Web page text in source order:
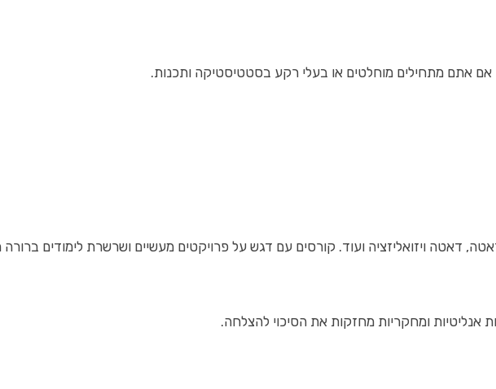
אם אתם מתחילים מוחלטים או בעלי רקע בסטטיסטיקה ותכנות.
ויזואליזציה ועוד. קורסים עם דגש על פרויקטים מעשיים ושרשרת לימודים ברורה
אנליטיות ומחקריות מחזקות את הסיכוי להצלחה.